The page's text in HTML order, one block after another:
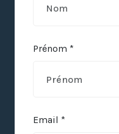
Prénom *
Email *